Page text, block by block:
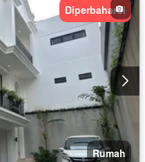
Garasi
Teras
Diperbaharui
Rumah